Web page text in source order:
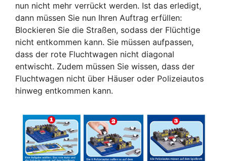
nun nicht mehr verrückt werden. Ist das erledigt,
dann müssen Sie nun Ihren Auftrag erfüllen:
Blockieren Sie die Straßen, sodass der Flüchtige
nicht entkommen kann. Sie müssen aufpassen,
dass der rote Fluchtwagen nicht diagonal
entwischt. Zudem müssen Sie wissen, dass der
Fluchtwagen nicht über Häuser oder Polizeiautos
hinweg entkommen kann.